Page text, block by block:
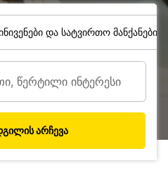
და სატვირთო მანქანები
არჩევა